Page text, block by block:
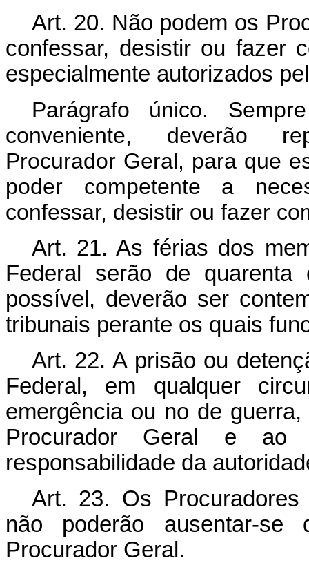
Art. 20. Não podem os
confessar, desistir ou fazer
especialmente autorizados
Parágrafo único.
conveniente, deverão
Procurador Geral, para que
poder competente a
confessar, desistir ou fazer
Art. 21. As férias dos
Federal serão de
possível, deverão ser
tribunais perante os quais
Art. 22. A prisão ou
Federal, em qualquer
emergência ou no de
Procurador Geral e ao
responsabilidade da
Art. 23. Os
não poderão ausentar-
Procurador Geral.